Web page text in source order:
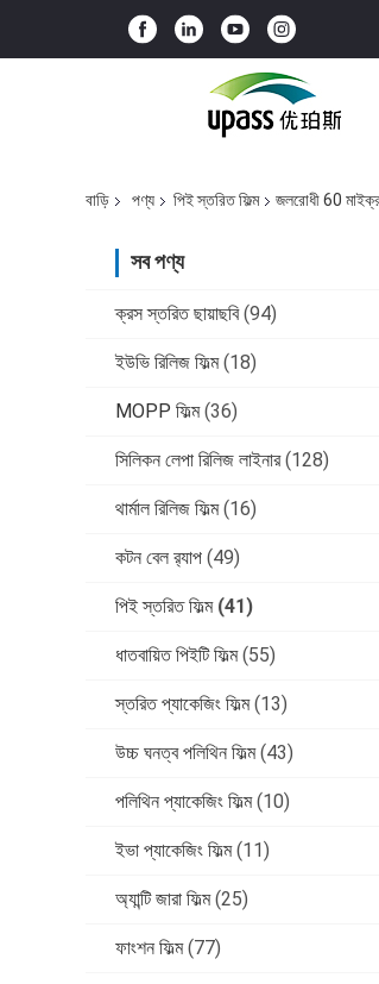
বাড়ি পণ্য পিই স্তরিত ফিল্ম জলরোধী 60
সব পণ্য
ক্রস স্তরিত ছায়াছবি (94)
ইউভি রিলিজ ফিল্ম (18)
MOPP ফিল্ম (36)
সিলিকন লেপা রিলিজ লাইনার (128)
থার্মাল রিলিজ ফিল্ম (16)
কটন বেল র‍্যাপ (49)
পিই স্তরিত ফিল্ম (41)
ধাতবায়িত পিইটি ফিল্ম (55)
স্তরিত প্যাকেজিং ফিল্ম (13)
উচ্চ ঘনত্ব পলিথিন ফিল্ম (43)
পলিথিন প্যাকেজিং ফিল্ম (10)
ইভা প্যাকেজিং ফিল্ম (11)
অ্যান্টি জারা ফিল্ম (25)
ফাংশন ফিল্ম (77)